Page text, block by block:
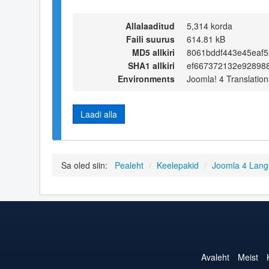
Allalaaditud
5,314 korda
Faili suurus
614.81 kB
MD5 allkiri
SHA1 allkiri
Environments
Joomla! 4
Laadi alla
Sa oled siin: Pealeht / Keelepakid / Joomla 4
Avaleht Meist